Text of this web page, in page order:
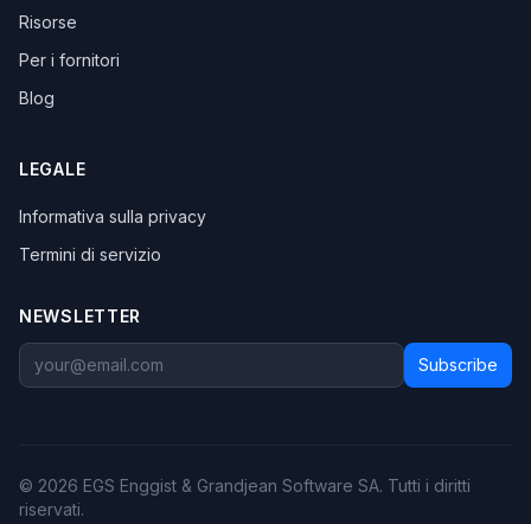
Risorse
Per i fornitori
Blog
LEGALE
Informativa sulla privacy
Termini di servizio
NEWSLETTER
Subscribe
© 2026 EGS Enggist & Grandjean Software SA. Tutti i diritti
riservati.